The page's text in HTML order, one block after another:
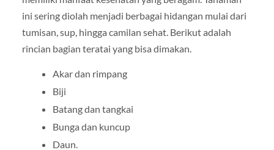
ini sering diolah menjadi berbagai hidangan mulai dari
tumisan, sup, hingga camilan sehat. Berikut adalah
rincian bagian teratai yang bisa dimakan.
Akar dan rimpang
Biji
Batang dan tangkai
Bunga dan kuncup
Daun.